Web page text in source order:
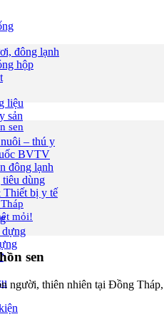
đông lạnh
hộp
liệu
sản
– thú y
BVTV
đông lạnh
dùng
bị y tế
sen
mỏi!
sen
người, thiên nhiên tại Đồng